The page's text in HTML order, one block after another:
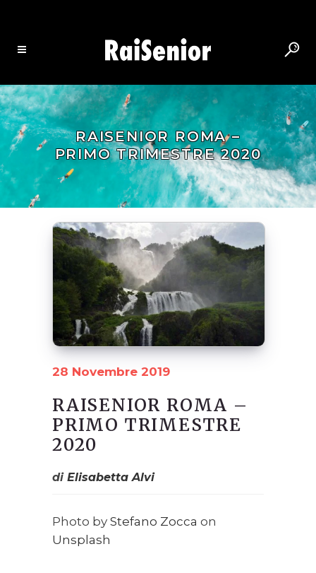
RAISENIOR ROMA –
PRIMO TRIMESTRE 2020
28 Novembre 2019
RAISENIOR ROMA –
PRIMO TRIMESTRE
2020
diElisabetta Alvi
Photo by Stefano Zocca on
Unsplash